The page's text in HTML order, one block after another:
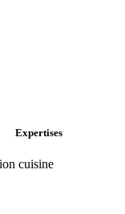
Expertises
cuisine